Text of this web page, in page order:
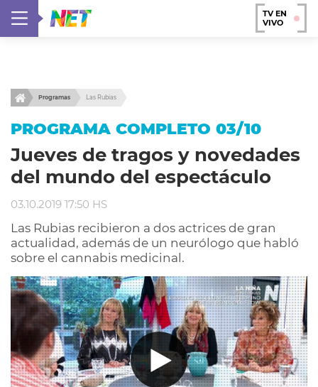
TV EN
VIVO
Programas Las Rubias
PROGRAMA COMPLETO 03/10
Jueves de tragos y novedades
del mundo del espectáculo
03.10.2019 17:50 HS
Las Rubias recibieron a dos actrices de gran
actualidad, además de un neurólogo que habló
sobre el cannabis medicinal.